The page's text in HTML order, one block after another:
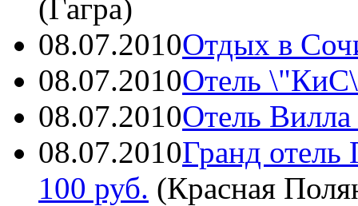
(Гагра)
08.07.2010Отдых в
08.07.2010Отель
08.07.2010Отель
08.07.2010Гранд
100 руб. (Красная